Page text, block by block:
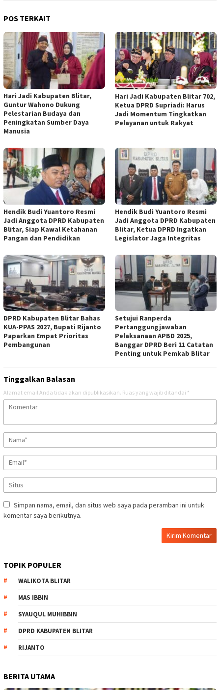
POS TERKAIT
Hari Jadi Kabupaten Blitar,
Guntur Wahono Dukung
Pelestarian Budaya dan
Peningkatan Sumber Daya
Manusia
Hari Jadi Kabupaten Blitar 702,
Ketua DPRD Supriadi: Harus
Jadi Momentum Tingkatkan
Pelayanan untuk Rakyat
Hendik Budi Yuantoro Resmi
Jadi Anggota DPRD Kabupaten
Blitar, Siap Kawal Ketahanan
Pangan dan Pendidikan
Hendik Budi Yuantoro Resmi
Jadi Anggota DPRD Kabupaten
Blitar, Ketua DPRD Ingatkan
Legislator Jaga Integritas
DPRD Kabupaten Blitar Bahas
KUA-PPAS 2027, Bupati Rijanto
Paparkan Empat Prioritas
Pembangunan
Setujui Ranperda
Pertanggungjawaban
Pelaksanaan APBD 2025,
Banggar DPRD Beri 11 Catatan
Penting untuk Pemkab Blitar
Tinggalkan Balasan
Alamat email Anda tidak akan dipublikasikan. Ruas yang wajib ditandai *
Simpan nama, email, dan situs web saya pada peramban ini untuk
komentar saya berikutnya.
TOPIK POPULER
WALIKOTA BLITAR
MAS IBBIN
SYAUQUL MUHIBBIN
DPRD KABUPATEN BLITAR
RIJANTO
BERITA UTAMA